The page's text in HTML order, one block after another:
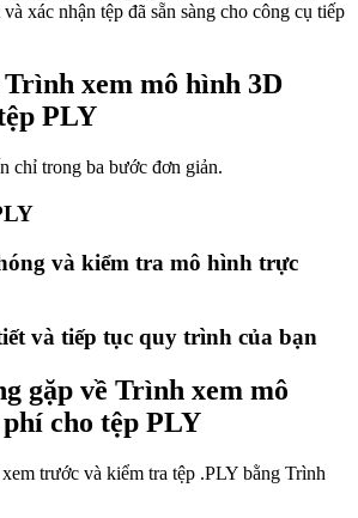
xác nhận tệp đã sẵn sàng cho công cụ tiếp
Trình xem mô hình 3D
PLY
chỉ trong ba bước đơn giản.
và kiểm tra mô hình trực
và tiếp tục quy trình của bạn
gặp về Trình xem mô
cho tệp PLY
trước và kiểm tra tệp .PLY bằng Trình